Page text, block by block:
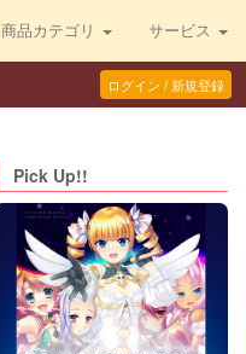
商品カテゴリ サービス
ログイン / 新規登録
Pick Up!!